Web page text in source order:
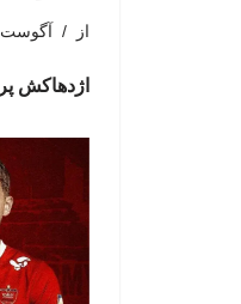
از آگوست 8, 2026
اژدهاکش